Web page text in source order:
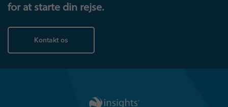
for at starte din rejse.
Kontakt os